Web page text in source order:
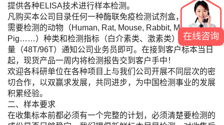
提供各种ELISA技术进行样本检测。
凡购买本公司目录任何一种酶联免疫检测试剂盒，您只需将
需要检测的动物（Human, Rat, Mouse, Rabbit, Monkey,
Pig……）种类和检测指标（白介素类、激素类）及标本数
量（48T/96T）通知公司业务员即可。在接到客户标本当日
起，现货产品一周内将检测报告交到客户手中！
欢迎各科研单位在各种项目上与我们公司开展不同层次的密
切合作，以双赢求发展，共同进步，为中国检测事业的发展
积累经验。
二、样本要求
在收集标本前都必须有一个完整的计划，必须清楚要检测的
在线咨询